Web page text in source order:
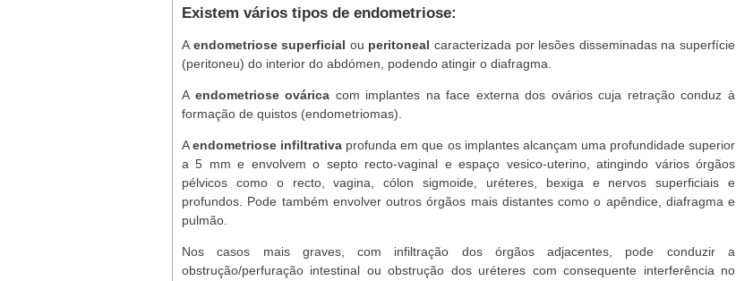
Existem vários tipos de endometriose:
A endometriose superficial ou peritoneal caracterizada por lesões disseminadas na superfície
(peritoneu) do interior do abdómen, podendo atingir o diafragma.
A endometriose ovárica com implantes na face externa dos ovários cuja retração conduz à
formação de quistos (endometriomas).
Aendometriose infiltrativa profunda em que os implantes alcançam uma profundidade superior
a 5 mm e envolvem o septo recto-vaginal e espaço vesico-uterino, atingindo vários órgãos
pélvicos como o recto, vagina, cólon sigmoide, uréteres, bexiga e nervos superficiais e
profundos. Pode também envolver outros órgãos mais distantes como o apêndice, diafragma e
pulmão.
Nos casos mais graves, com infiltração dos órgãos adjacentes, pode conduzir a
obstrução/perfuração intestinal ou obstrução dos uréteres com consequente interferência no